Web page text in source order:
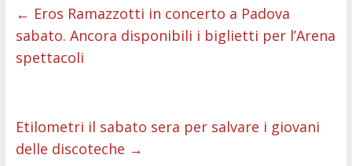
b
o
o
er l s
A
e
n
di
t
e
dI
di
vi
← Eros Ramazzotti in concerto a Padova
sabato. Ancora disponibili i biglietti per l’Arena
spettacoli
Etilometri il sabato sera per salvare i giovani
delle discoteche →